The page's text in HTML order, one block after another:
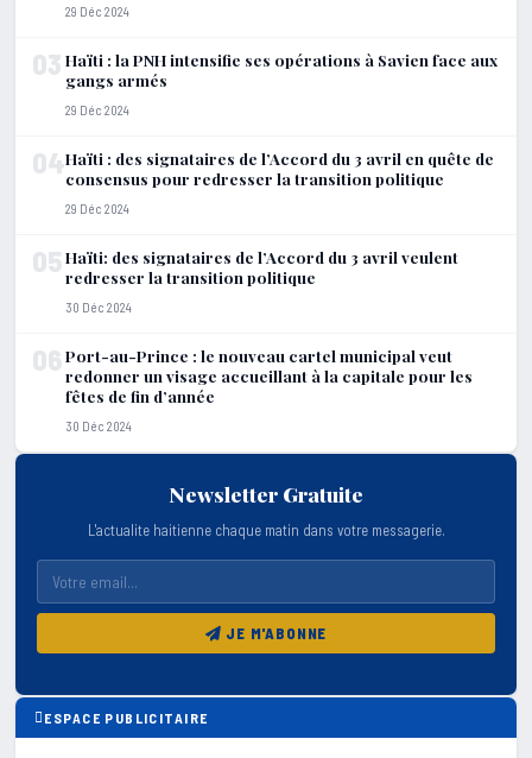
29 Déc 2024
03 Haïti : la PNH intensifie ses opérations à Savien face aux
gangs armés
29 Déc 2024
04Haïti : des signataires de l’Accord du 3 avril en quête de
consensus pour redresser la transition politique
29 Déc 2024
05Haïti: des signataires de l’Accord du 3 avril veulent
redresser la transition politique
30 Déc 2024
06Port-au-Prince : le nouveau cartel municipal veut
redonner un visage accueillant à la capitale pour les
fêtes de fin d’année
30 Déc 2024
Newsletter Gratuite
L'actualite haitienne chaque matin dans votre messagerie.
JE M'ABONNE
ESPACE PUBLICITAIRE